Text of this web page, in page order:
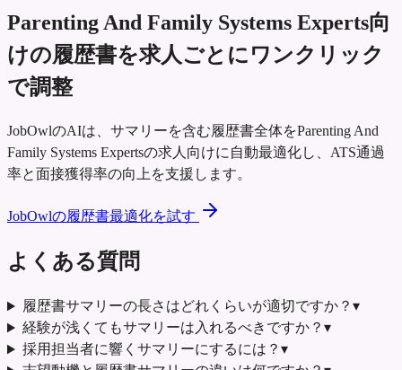
Parenting And Family Systems Experts向
けの履歴書を求人ごとにワンクリック
で調整
JobOwlのAIは、サマリーを含む履歴書全体をParenting And
Family Systems Expertsの求人向けに自動最適化し、ATS通過
率と面接獲得率の向上を支援します。
JobOwlの履歴書最適化を試す
よくある質問
履歴書サマリーの長さはどれくらいが適切ですか？ ▾
経験が浅くてもサマリーは入れるべきですか？ ▾
採用担当者に響くサマリーにするには？ ▾